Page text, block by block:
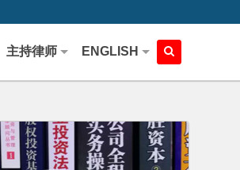
主持律师 ENGLISH